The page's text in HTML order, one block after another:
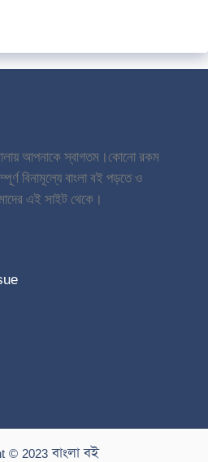
আপনাকে স্বাগতম।কোনো রকম
বিনামূল্যে বাংলা বই পড়তে ও
এই সাইট থেকে।
© 2023 বাংলা বই